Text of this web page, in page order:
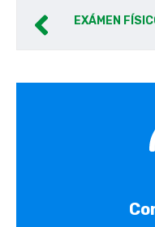
EXÁMEN